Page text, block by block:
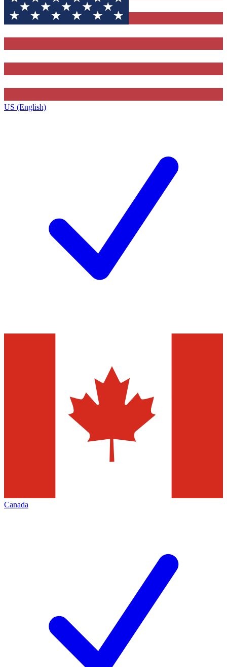
US (English)
Canada